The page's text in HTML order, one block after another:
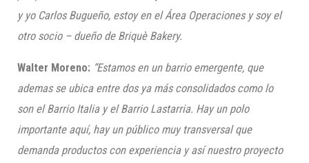
y yo Carlos Bugueño, estoy en el Área Operaciones y soy el
otro socio – dueño de Briquè Bakery.
Walter Moreno: “Estamos en un barrio emergente, que
ademas se ubica entre dos ya más consolidados como lo
son el Barrio Italia y el Barrio Lastarria. Hay un polo
importante aquí, hay un público muy transversal que
demanda productos con experiencia y así nuestro proyecto